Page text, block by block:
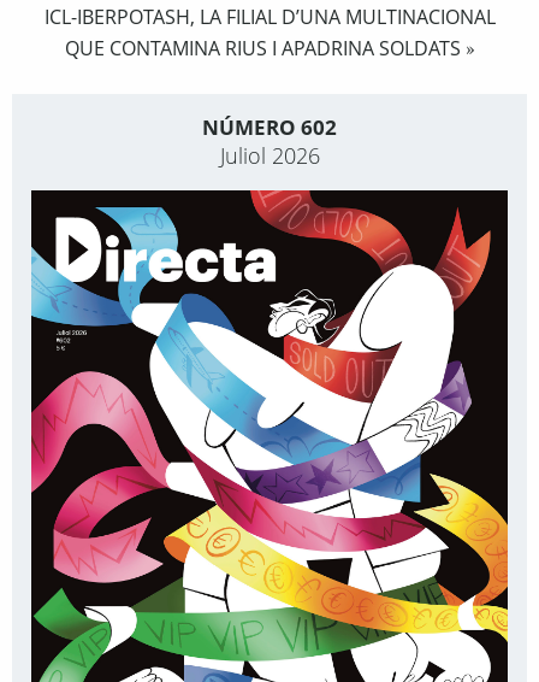
ICL-IBERPOTASH, LA FILIAL D’UNA MULTINACIONAL
QUE CONTAMINA RIUS I APADRINA SOLDATS »
NÚMERO 602
Juliol 2026